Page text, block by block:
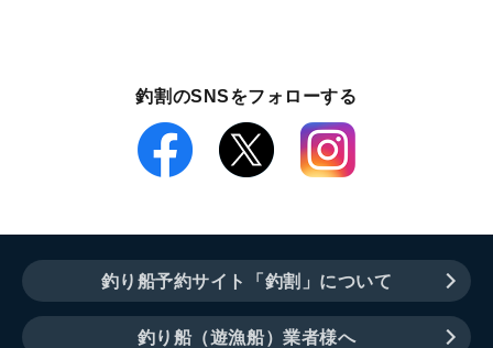
釣割のSNSをフォローする
釣り船予約サイト「釣割」について
釣り船（遊漁船）業者様へ